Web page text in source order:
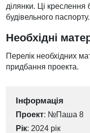
ділянки. Ці креслення
будівельного паспорту.
Необхідні
Перелік необхідних
придбання проекта.
Інформація
Проект: №Паша 8
Рік: 2024 рік